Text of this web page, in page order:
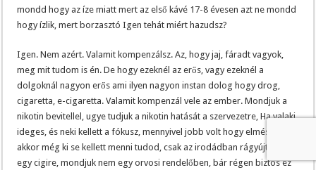
mondd hogy az íze miatt mert az első kávé 17-8 évesen azt ne mondd
hogy ízlik, mert borzasztó Igen tehát miért hazudsz?
Igen. Nem azért. Valamit kompenzálsz. Az, hogy jaj, fáradt vagyok,
meg mit tudom is én. De hogy ezeknél az erős, vagy ezeknél a
dolgoknál nagyon erős ami ilyen nagyon instan dolog hogy drog,
cigaretta, e-cigaretta. Valamit kompenzál vele az ember. Mondjuk a
nikotin bevitellel, ugye tudjuk a nikotin hatását a szervezetre, Ha valaki
ideges, és neki kellett a fókusz, mennyivel jobb volt hogy elmész,
akkor még ki se kellett menni tudod, csak az irodádban rágyújtottál
egy cigire, mondjuk nem egy orvosi rendelőben, bár régen biztos ez